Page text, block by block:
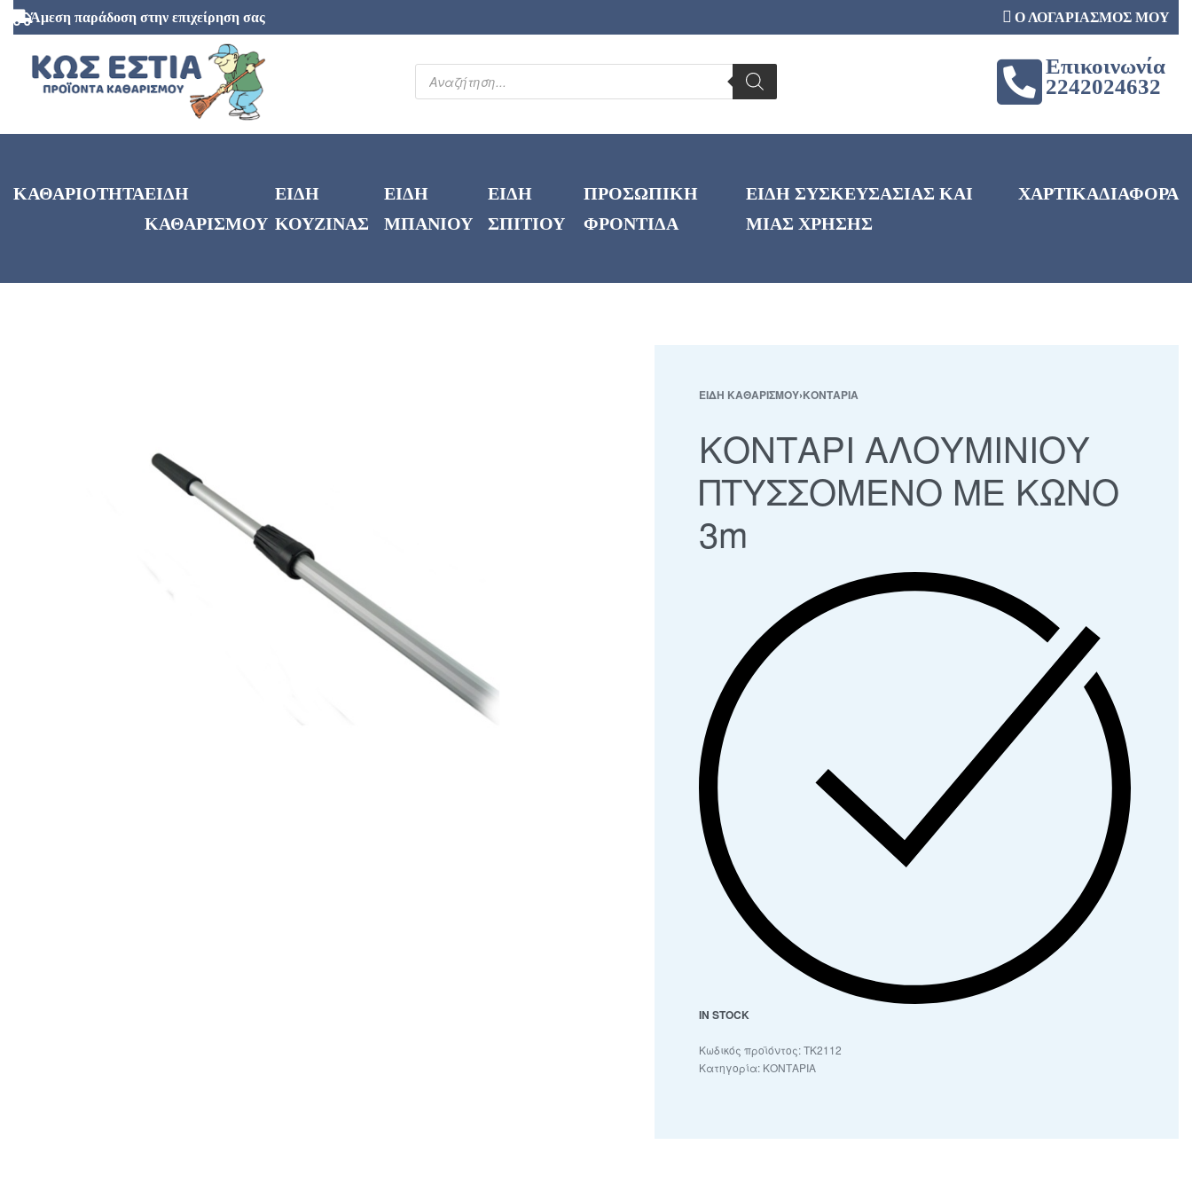
Άμεση παράδοση στην επιχείρηση σας Ο ΛΟΓΑΡΙΑΣΜΟΣ ΜΟΥ
Επικοινωνία
2242024632
ΚΑΘΑΡΙΟΤΗΤΑΕΙΔΗ
ΚΑΘΑΡΙΣΜΟΥ
ΕΙΔΗ
ΚΟΥΖΙΝΑΣ
ΕΙΔΗ
ΜΠΑΝΙΟΥ
ΕΙΔΗ
ΣΠΙΤΙΟΥ
ΠΡΟΣΩΠΙΚΗ
ΦΡΟΝΤΙΔΑ
ΕΙΔΗ ΣΥΣΚΕΥΣΑΣΙΑΣ ΚΑΙ
ΜΙΑΣ ΧΡΗΣΗΣ
ΧΑΡΤΙΚΑΔΙΑΦΟΡΑ
ΕΙΔΗ ΚΑΘΑΡΙΣΜΟΥ›ΚΟΝΤΑΡΙΑ
ΚΟΝΤΑΡΙ ΑΛΟΥΜΙΝΙΟΥ
ΠΤΥΣΣΟΜΕΝΟ ΜΕ ΚΩΝΟ
3m
IN STOCK
ΤΚ2112
Κατηγορία: ΚΟΝΤΑΡΙΑ